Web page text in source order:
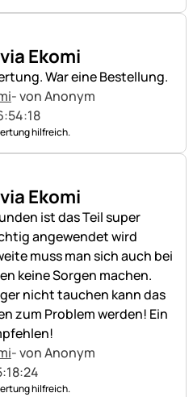
Ekomi
War eine Bestellung.
- von Anonym
hilfreich.
Ekomi
ist das Teil super
angewendet wird
muss man sich auch bei
keine Sorgen machen.
nicht tauchen kann das
zum Problem werden! Ein
- von Anonym
hilfreich.